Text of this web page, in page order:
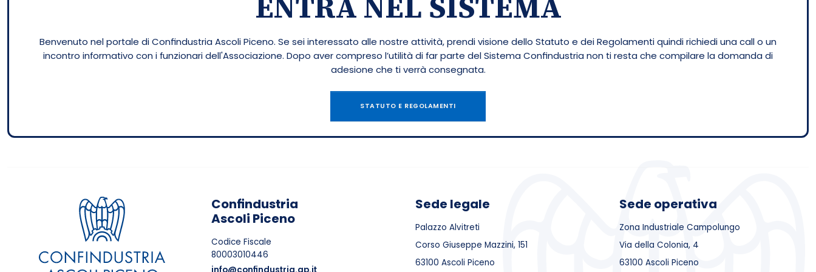
Benvenuto nel portale di Confindustria Ascoli Piceno. Se sei interessato alle nostre attività, prendi visione dello Statuto e dei Regolamenti quindi richiedi una call o un
incontro informativo con i funzionari dell'Associazione. Dopo aver compreso l’utilità di far parte del Sistema Confindustria non ti resta che compilare la domanda di
adesione che ti verrà consegnata.
STATUTO E REGOLAMENTI
Confindustria
Ascoli Piceno
Codice Fiscale
80003010446
Sede legale
Palazzo Alvitreti
Corso Giuseppe Mazzini, 151
63100 Ascoli Piceno
Sede operativa
Zona Industriale Campolungo
Via della Colonia, 4
63100 Ascoli Piceno